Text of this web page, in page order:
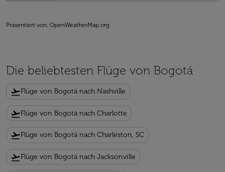
Präsentiert von: OpenWeatherMap.org
Die beliebtesten Flüge von Bogotá
flight_takeoffFlüge von Bogotá nach Nashville
flight_takeoffFlüge von Bogotá nach Charlotte
flight_takeoffFlüge von Bogotá nach Charleston, SC
flight_takeoffFlüge von Bogotá nach Jacksonville